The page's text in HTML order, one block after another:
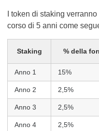
I token di staking
corso di 5 anni come
Staking % della
Anno 1 15%
Anno 2 2,5%
Anno 3 2,5%
Anno 4 2,5%